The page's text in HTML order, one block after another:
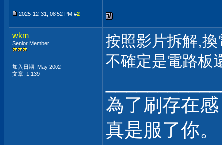
2025-12-31, 08:52 PM #2
wkm
Senior Member
加入日期: May 2002
文章: 1,139
按照影片拆解,
不確定是電路板
為了刷存在
真是服了你。